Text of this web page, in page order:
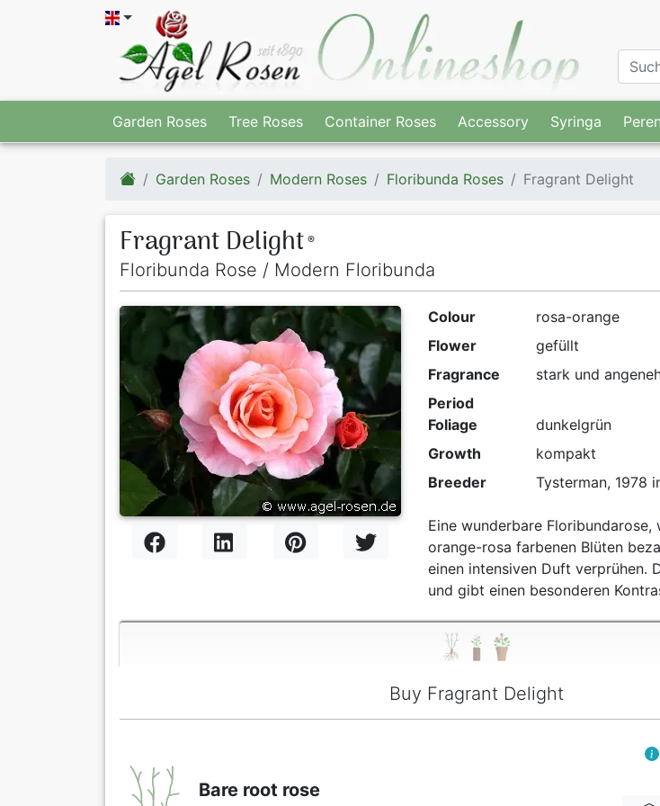
Garden Roses Tree Roses Container Roses Accessory Syringa
Garden Roses Modern Roses Floribunda Roses Fragrant Delight
Fragrant Delight ®
Floribunda Rose / Modern Floribunda
Colour
rosa-orange
Flower
gefüllt
Fragrance
stark und
Period
Foliage
dunkelgrün
Growth
kompakt
Breeder
Tysterman, 1978
Eine wunderbare
orange-rosa farbenen Blüten
einen intensiven Duft verprühen.
und gibt einen besonderen
Buy Fragrant Delight
Bare root rose